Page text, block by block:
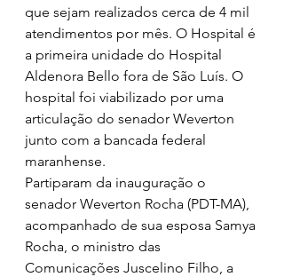
que sejam realizados cerca de 4 mil
atendimentos por mês. O Hospital é
a primeira unidade do Hospital
Aldenora Bello fora de São Luís. O
hospital foi viabilizado por uma
articulação do senador Weverton
junto com a bancada federal
maranhense.
Partiparam da inauguração o
senador Weverton Rocha (PDT-MA),
acompanhado de sua esposa Samya
Rocha, o ministro das
Comunicações Juscelino Filho, a